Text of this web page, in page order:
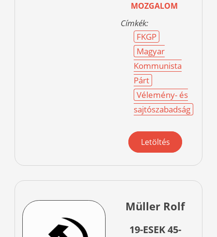
MOZGALOM
Címkék:
FKGP
Magyar
Kommunista
Párt
Vélemény- és
sajtószabadság
Letöltés
Müller Rolf
19-ESEK 45-